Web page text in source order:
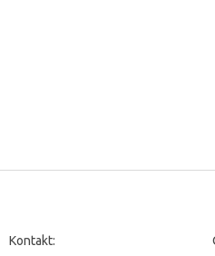
Kontakt: